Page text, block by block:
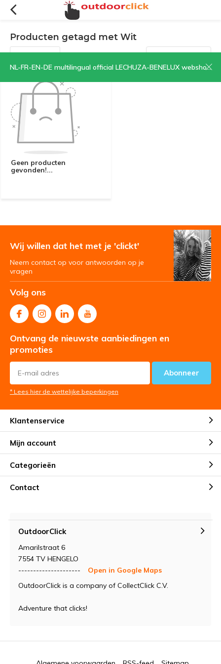
NL-FR-EN-DE multilingual official LECHUZA-BENELUX webshop | CLICK HERE NOW!
Producten getagd met Wit
Filters Sorteren op:
Geen producten
gevonden!...
Wij willen dat het met je 'clickt'
Neem contact op voor antwoorden op je
vragen
Volg ons
Ontvang de nieuwste aanbiedingen en
promoties
Abonneer
* Lees hier de wettelijke beperkingen
Klantenservice
Mijn account
Categorieën
Contact
OutdoorClick
Amarilstraat 6
7554 TV HENGELO
---------------------
Open in Google Maps
OutdoorClick is a company of CollectClick C.V.
Adventure that clicks!